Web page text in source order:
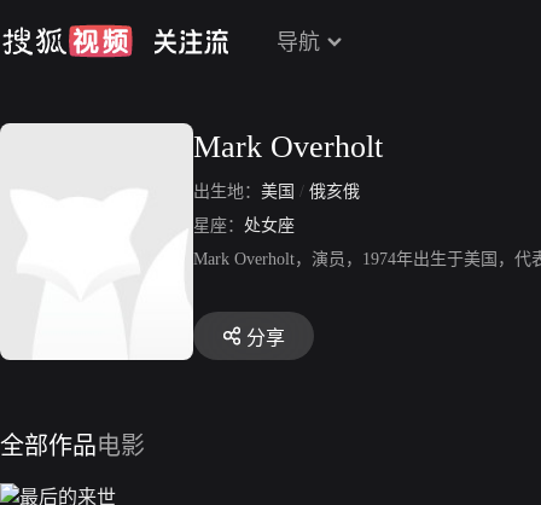
导航
Mark Overholt
出生地： 美国 / 俄亥俄
星座： 处女座
Mark Overholt，演员，1974年出生于美国，
分享
全部作品电影